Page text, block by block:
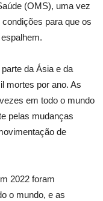
(OMS), uma vez
para que os
da Ásia e da
mortes por ano. As
em todo o mundo
pelas mudanças
de
2022 foram
o mundo, e as